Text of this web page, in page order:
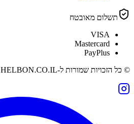
תשלום מאובטח
VISA
Mastercard
PayPlus
© כל הזכויות שמורות ל-HELBON.CO.IL